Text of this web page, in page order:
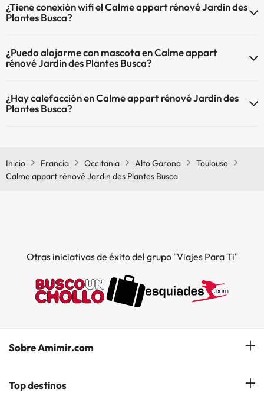
¿Tiene conexión wifi el Calme appart rénové Jardin des
Plantes Busca?
¿Puedo alojarme con mascota en Calme appart
rénové Jardin des Plantes Busca?
mascotas.
¿Hay calefacción en Calme appart rénové Jardin des
Plantes Busca?
Inicio
Francia Occitania Alto Garona
Toulouse
Calme appart rénové Jardin des Plantes Busca
Otras iniciativas de éxito del grupo "Viajes Para Ti"
Sobre Amimir.com
¿Quiénes somos?
Top destinos